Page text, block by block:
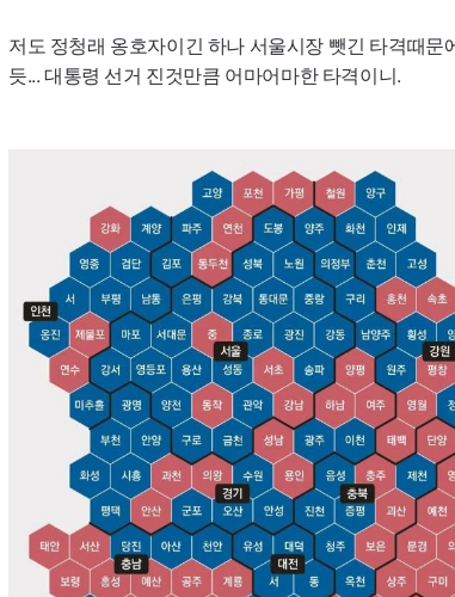
저도 정청래 옹호자이긴 하나 서울시장 뺏긴 타격때
듯... 대통령 선거 진것만큼 어마어마한 타격이니.